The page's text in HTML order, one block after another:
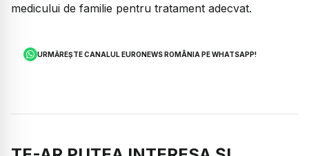
medicului de familie pentru tratament adecvat.
URMĂREȘTE CANALUL EURONEWS ROMÂNIA PE WHATSAPP!